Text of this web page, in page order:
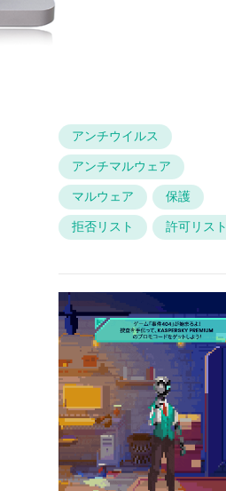
アンチウイルス
アンチマルウェア
マルウェア
保護
拒否リスト
許可リスト